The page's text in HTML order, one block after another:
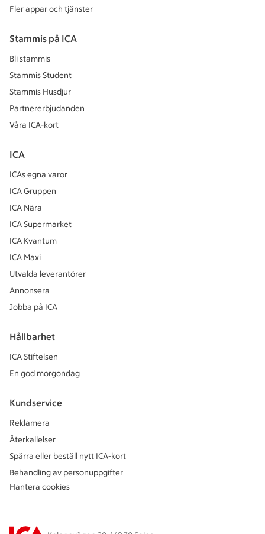
Fler appar och tjänster
Stammis på ICA
Bli stammis
Stammis Student
Stammis Husdjur
Partnererbjudanden
Våra ICA-kort
ICA
ICAs egna varor
ICA Gruppen
ICA Nära
ICA Supermarket
ICA Kvantum
ICA Maxi
Utvalda leverantörer
Annonsera
Jobba på ICA
Hållbarhet
ICA Stiftelsen
En god morgondag
Kundservice
Reklamera
Återkallelser
Spärra eller beställ nytt ICA-kort
Behandling av personuppgifter
Hantera cookies